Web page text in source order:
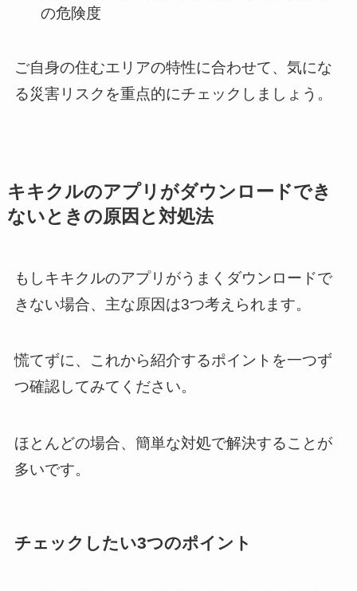
の危険度
ご自身の住むエリアの特性に合わせて、気にな
る災害リスクを重点的にチェックしましょう。
キキクルのアプリがダウンロードでき
ないときの原因と対処法
もしキキクルのアプリがうまくダウンロードで
きない場合、主な原因は3つ考えられます。
慌てずに、これから紹介するポイントを一つず
つ確認してみてください。
ほとんどの場合、簡単な対処で解決することが
多いです。
チェックしたい3つのポイント